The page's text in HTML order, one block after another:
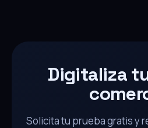
Digitaliza
Solicita tu prueba gratis y